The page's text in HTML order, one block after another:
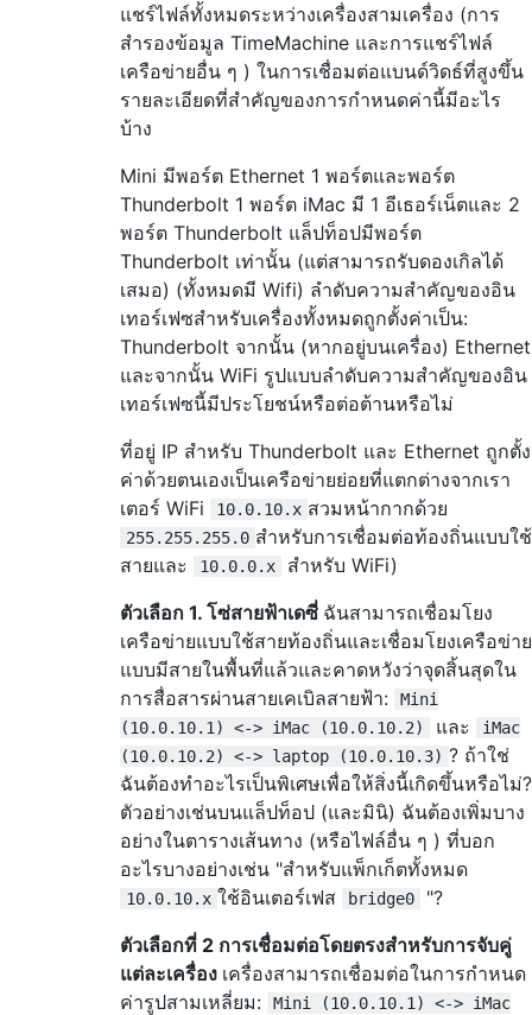
แชร์ไฟล์ทั้งหมดระหว่างเครื่องสามเครื่อง (การ
สำรองข้อมูล TimeMachine และการแชร์ไฟล์
เครือข่ายอื่น ๆ ) ในการเชื่อมต่อแบนด์วิดธ์ที่สูงขึ้น
รายละเอียดที่สำคัญของการกำหนดค่านี้มีอะไร
บ้าง
Mini มีพอร์ต Ethernet 1 พอร์ตและพอร์ต
Thunderbolt 1 พอร์ต iMac มี 1 อีเธอร์เน็ตและ 2
พอร์ต Thunderbolt แล็ปท็อปมีพอร์ต
Thunderbolt เท่านั้น (แต่สามารถรับดองเกิลได้
เสมอ) (ทั้งหมดมี Wifi) ลำดับความสำคัญของอิน
เทอร์เฟซสำหรับเครื่องทั้งหมดถูกตั้งค่าเป็น:
Thunderbolt จากนั้น (หากอยู่บนเครื่อง) Ethernet
และจากนั้น WiFi รูปแบบลำดับความสำคัญของอิน
เทอร์เฟซนี้มีประโยชน์หรือต่อต้านหรือไม่
ที่อยู่ IP สำหรับ Thunderbolt และ Ethernet ถูกตั้ง
ค่าด้วยตนเองเป็นเครือข่ายย่อยที่แตกต่างจากเรา
เตอร์ WiFi
10.0.10.x สวมหน้ากากด้วย
255.255.255.0 สำหรับการเชื่อมต่อท้องถิ่นแบบใช้
สายและ
10.0.0.x
สำหรับ WiFi)
ตัวเลือก 1. โซ่สายฟ้าเดซี่ ฉันสามารถเชื่อมโยง
เครือข่ายแบบใช้สายท้องถิ่นและเชื่อมโยงเครือข่าย
แบบมีสายในพื้นที่แล้วและคาดหวังว่าจุดสิ้นสุดใน
การสื่อสารผ่านสายเคเบิลสายฟ้า:
Mini
(10.0.10.1) <-> iMac (10.0.10.2)
และ
iMac
(10.0.10.2) <-> laptop (10.0.10.3) ? ถ้าใช่
ฉันต้องทำอะไรเป็นพิเศษเพื่อให้สิ่งนี้เกิดขึ้นหรือไม่?
ตัวอย่างเช่นบนแล็ปท็อป (และมินิ) ฉันต้องเพิ่มบาง
อย่างในตารางเส้นทาง (หรือไฟล์อื่น ๆ ) ที่บอก
อะไรบางอย่างเช่น "สำหรับแพ็กเก็ตทั้งหมด
10.0.10.x ใช้อินเตอร์เฟส bridge0
"?
ตัวเลือกที่ 2 การเชื่อมต่อโดยตรงสำหรับการจับคู่
แต่ละเครื่อง เครื่องสามารถเชื่อมต่อในการกำหนด
ค่ารูปสามเหลี่ยม:
Mini (10.0.10.1) <-> iMac